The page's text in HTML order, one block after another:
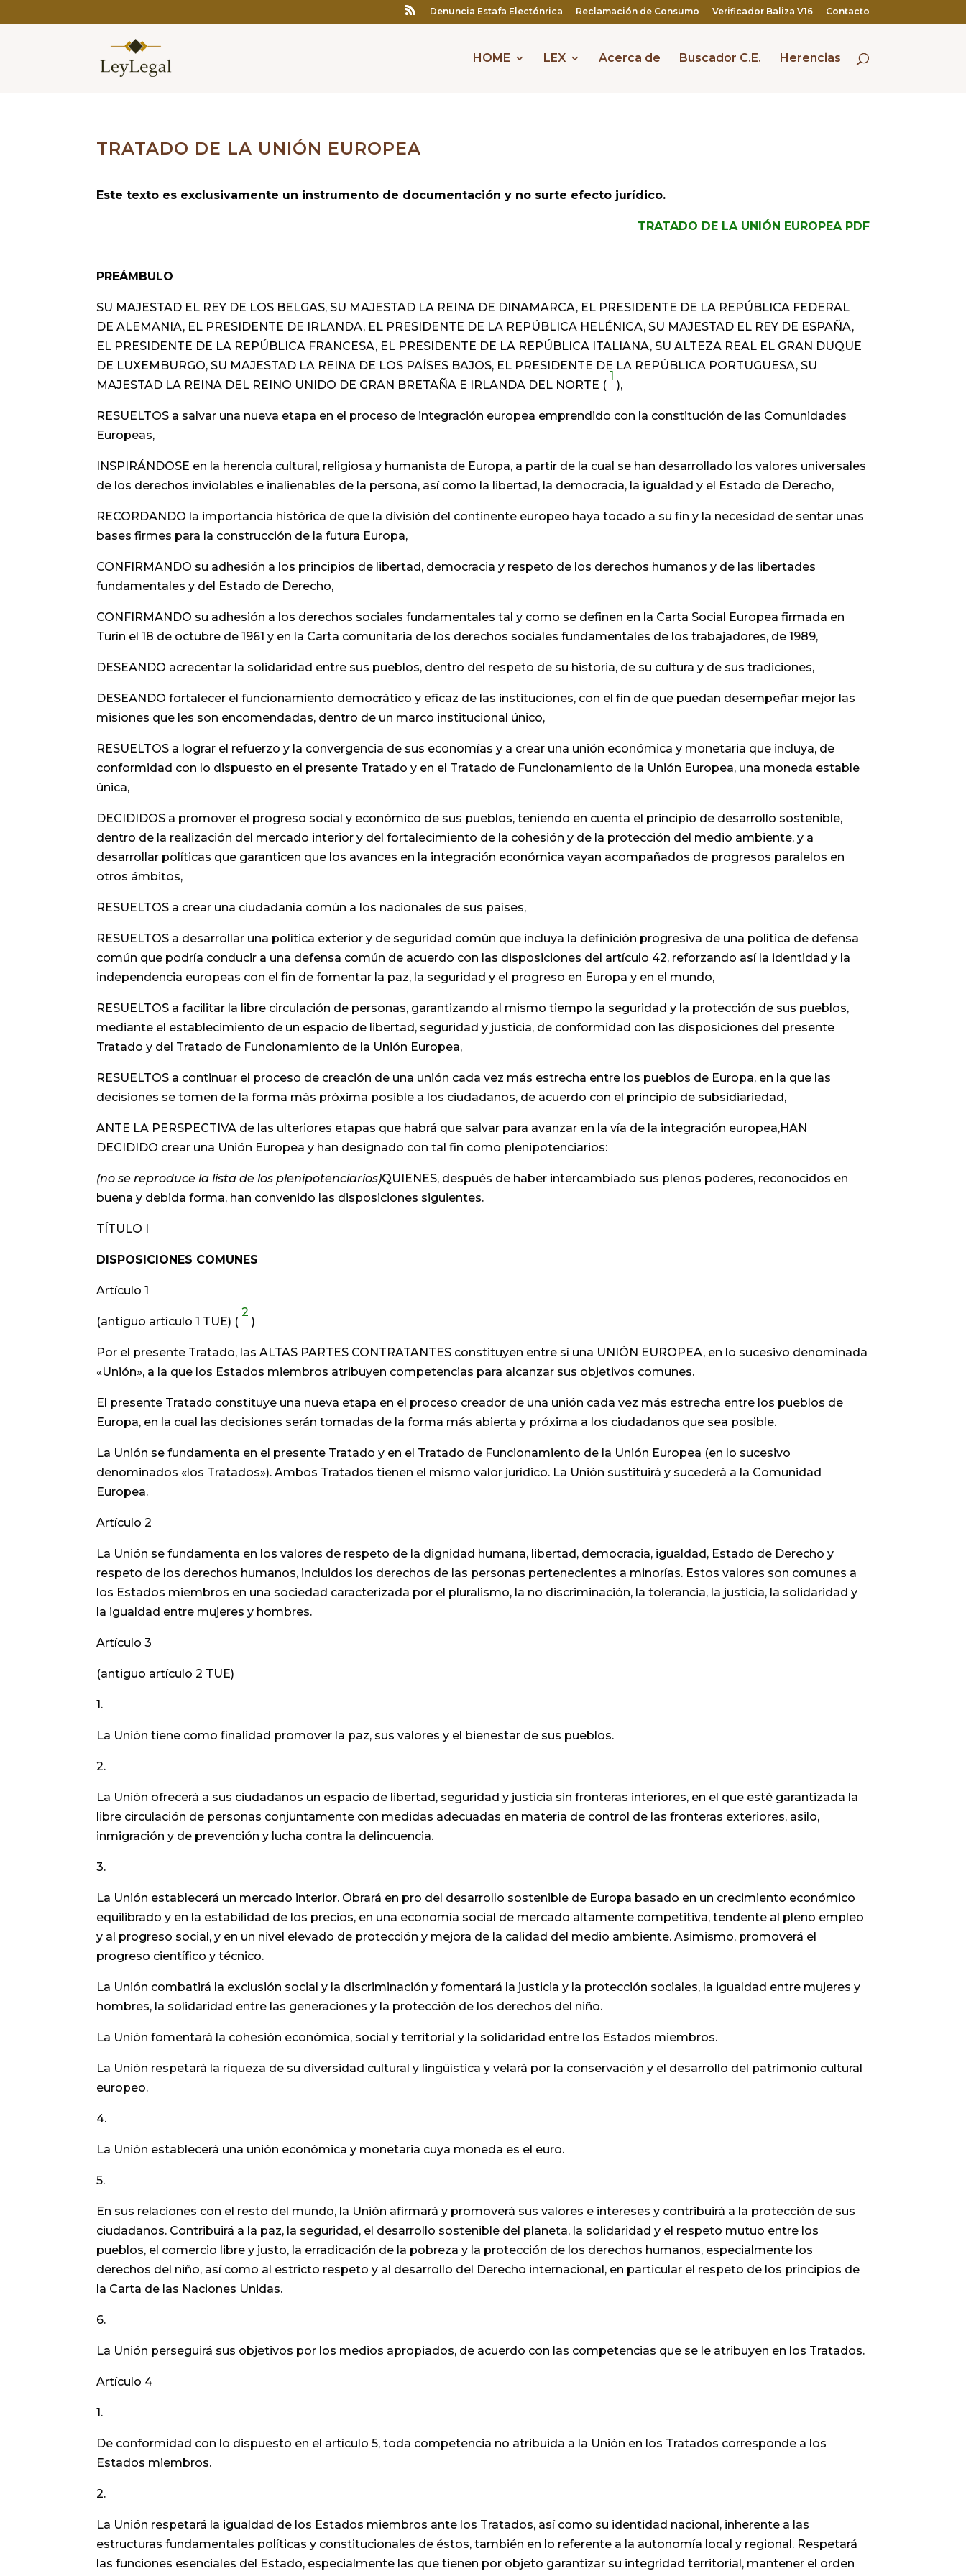
Denuncia Estafa Electónrica Reclamación de Consumo Verificador Baliza V16 Contacto
HOME LEX Acerca de Buscador C.E. Herencias
TRATADO DE LA UNIÓN EUROPEA
Este texto es exclusivamente un instrumento de documentación y no surte efecto jurídico.
TRATADO DE LA UNIÓN EUROPEA PDF
PREÁMBULO
SU MAJESTAD EL REY DE LOS BELGAS, SU MAJESTAD LA REINA DE DINAMARCA, EL PRESIDENTE DE LA REPÚBLICA FEDERAL
DE ALEMANIA, EL PRESIDENTE DE IRLANDA, EL PRESIDENTE DE LA REPÚBLICA HELÉNICA, SU MAJESTAD EL REY DE ESPAÑA,
EL PRESIDENTE DE LA REPÚBLICA FRANCESA, EL PRESIDENTE DE LA REPÚBLICA ITALIANA, SU ALTEZA REAL EL GRAN DUQUE
DE LUXEMBURGO, SU MAJESTAD LA REINA DE LOS PAÍSES BAJOS, EL PRESIDENTE DE LA REPÚBLICA PORTUGUESA, SU
MAJESTAD LA REINA DEL REINO UNIDO DE GRAN BRETAÑA E IRLANDA DEL NORTE (
1
),
RESUELTOS a salvar una nueva etapa en el proceso de integración europea emprendido con la constitución de las Comunidades
Europeas,
INSPIRÁNDOSE en la herencia cultural, religiosa y humanista de Europa, a partir de la cual se han desarrollado los valores universales
de los derechos inviolables e inalienables de la persona, así como la libertad, la democracia, la igualdad y el Estado de Derecho,
RECORDANDO la importancia histórica de que la división del continente europeo haya tocado a su fin y la necesidad de sentar unas
bases firmes para la construcción de la futura Europa,
CONFIRMANDO su adhesión a los principios de libertad, democracia y respeto de los derechos humanos y de las libertades
fundamentales y del Estado de Derecho,
CONFIRMANDO su adhesión a los derechos sociales fundamentales tal y como se definen en la Carta Social Europea firmada en
Turín el 18 de octubre de 1961 y en la Carta comunitaria de los derechos sociales fundamentales de los trabajadores, de 1989,
DESEANDO acrecentar la solidaridad entre sus pueblos, dentro del respeto de su historia, de su cultura y de sus tradiciones,
DESEANDO fortalecer el funcionamiento democrático y eficaz de las instituciones, con el fin de que puedan desempeñar mejor las
misiones que les son encomendadas, dentro de un marco institucional único,
RESUELTOS a lograr el refuerzo y la convergencia de sus economías y a crear una unión económica y monetaria que incluya, de
conformidad con lo dispuesto en el presente Tratado y en el Tratado de Funcionamiento de la Unión Europea, una moneda estable
única,
DECIDIDOS a promover el progreso social y económico de sus pueblos, teniendo en cuenta el principio de desarrollo sostenible,
dentro de la realización del mercado interior y del fortalecimiento de la cohesión y de la protección del medio ambiente, y a
desarrollar políticas que garanticen que los avances en la integración económica vayan acompañados de progresos paralelos en
otros ámbitos,
RESUELTOS a crear una ciudadanía común a los nacionales de sus países,
RESUELTOS a desarrollar una política exterior y de seguridad común que incluya la definición progresiva de una política de defensa
común que podría conducir a una defensa común de acuerdo con las disposiciones del artículo 42, reforzando así la identidad y la
independencia europeas con el fin de fomentar la paz, la seguridad y el progreso en Europa y en el mundo,
RESUELTOS a facilitar la libre circulación de personas, garantizando al mismo tiempo la seguridad y la protección de sus pueblos,
mediante el establecimiento de un espacio de libertad, seguridad y justicia, de conformidad con las disposiciones del presente
Tratado y del Tratado de Funcionamiento de la Unión Europea,
RESUELTOS a continuar el proceso de creación de una unión cada vez más estrecha entre los pueblos de Europa, en la que las
decisiones se tomen de la forma más próxima posible a los ciudadanos, de acuerdo con el principio de subsidiariedad,
ANTE LA PERSPECTIVA de las ulteriores etapas que habrá que salvar para avanzar en la vía de la integración europea,HAN
DECIDIDO crear una Unión Europea y han designado con tal fin como plenipotenciarios:
(no se reproduce la lista de los plenipotenciarios)QUIENES, después de haber intercambiado sus plenos poderes, reconocidos en
buena y debida forma, han convenido las disposiciones siguientes.
TÍTULO I
DISPOSICIONES COMUNES
Artículo 1
(antiguo artículo 1 TUE) (
2
)
Por el presente Tratado, las ALTAS PARTES CONTRATANTES constituyen entre sí una UNIÓN EUROPEA, en lo sucesivo denominada
«Unión», a la que los Estados miembros atribuyen competencias para alcanzar sus objetivos comunes.
El presente Tratado constituye una nueva etapa en el proceso creador de una unión cada vez más estrecha entre los pueblos de
Europa, en la cual las decisiones serán tomadas de la forma más abierta y próxima a los ciudadanos que sea posible.
La Unión se fundamenta en el presente Tratado y en el Tratado de Funcionamiento de la Unión Europea (en lo sucesivo
denominados «los Tratados»). Ambos Tratados tienen el mismo valor jurídico. La Unión sustituirá y sucederá a la Comunidad
Europea.
Artículo 2
La Unión se fundamenta en los valores de respeto de la dignidad humana, libertad, democracia, igualdad, Estado de Derecho y
respeto de los derechos humanos, incluidos los derechos de las personas pertenecientes a minorías. Estos valores son comunes a
los Estados miembros en una sociedad caracterizada por el pluralismo, la no discriminación, la tolerancia, la justicia, la solidaridad y
la igualdad entre mujeres y hombres.
Artículo 3
(antiguo artículo 2 TUE)
1.
La Unión tiene como finalidad promover la paz, sus valores y el bienestar de sus pueblos.
2.
La Unión ofrecerá a sus ciudadanos un espacio de libertad, seguridad y justicia sin fronteras interiores, en el que esté garantizada la
libre circulación de personas conjuntamente con medidas adecuadas en materia de control de las fronteras exteriores, asilo,
inmigración y de prevención y lucha contra la delincuencia.
3.
La Unión establecerá un mercado interior. Obrará en pro del desarrollo sostenible de Europa basado en un crecimiento económico
equilibrado y en la estabilidad de los precios, en una economía social de mercado altamente competitiva, tendente al pleno empleo
y al progreso social, y en un nivel elevado de protección y mejora de la calidad del medio ambiente. Asimismo, promoverá el
progreso científico y técnico.
La Unión combatirá la exclusión social y la discriminación y fomentará la justicia y la protección sociales, la igualdad entre mujeres y
hombres, la solidaridad entre las generaciones y la protección de los derechos del niño.
La Unión fomentará la cohesión económica, social y territorial y la solidaridad entre los Estados miembros.
La Unión respetará la riqueza de su diversidad cultural y lingüística y velará por la conservación y el desarrollo del patrimonio cultural
europeo.
4.
La Unión establecerá una unión económica y monetaria cuya moneda es el euro.
5.
En sus relaciones con el resto del mundo, la Unión afirmará y promoverá sus valores e intereses y contribuirá a la protección de sus
ciudadanos. Contribuirá a la paz, la seguridad, el desarrollo sostenible del planeta, la solidaridad y el respeto mutuo entre los
pueblos, el comercio libre y justo, la erradicación de la pobreza y la protección de los derechos humanos, especialmente los
derechos del niño, así como al estricto respeto y al desarrollo del Derecho internacional, en particular el respeto de los principios de
la Carta de las Naciones Unidas.
6.
La Unión perseguirá sus objetivos por los medios apropiados, de acuerdo con las competencias que se le atribuyen en los Tratados.
Artículo 4
1.
De conformidad con lo dispuesto en el artículo 5, toda competencia no atribuida a la Unión en los Tratados corresponde a los
Estados miembros.
2.
La Unión respetará la igualdad de los Estados miembros ante los Tratados, así como su identidad nacional, inherente a las
estructuras fundamentales políticas y constitucionales de éstos, también en lo referente a la autonomía local y regional. Respetará
las funciones esenciales del Estado, especialmente las que tienen por objeto garantizar su integridad territorial, mantener el orden